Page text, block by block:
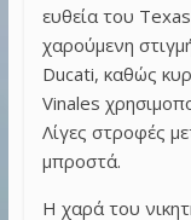
ευθεία του
χαρούμενη
Ducati, καθώς
Vinales
Λίγες στροφές
μπροστά.
Η χαρά του